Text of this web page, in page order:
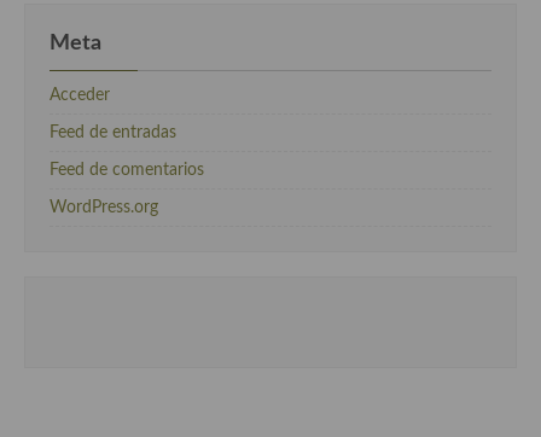
Meta
Acceder
Feed de entradas
Feed de comentarios
WordPress.org